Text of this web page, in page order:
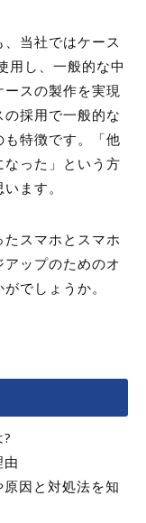
当社ではケース
用し、一般的な中
スの製作を実現
採用で一般的な
特徴です。「他
った」という方
ます。
スマホとスマホ
ップのためのオ
でしょうか。
因と対処法を知